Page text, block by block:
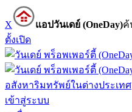
X แอปวันเดย์ (OneDay)ค้
ตั้งเปิด
อสังหาริมทรัพย์ในต่างประเทศ
เข้าสู่ระบบ